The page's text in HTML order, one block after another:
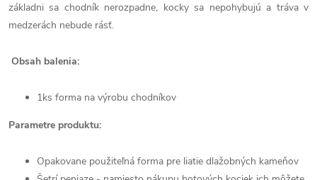
základni sa chodník nerozpadne, kocky sa nepohybujú a tráva v
medzerách nebude rásť.
Obsah balenia:
1ks forma na výrobu chodníkov
Parametre produktu:
Opakovane použiteľná forma pre liatie dlažobných kameňov